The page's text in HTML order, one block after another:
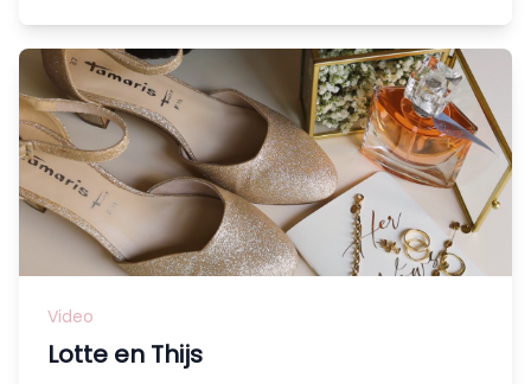
Video
Lotte en Thijs